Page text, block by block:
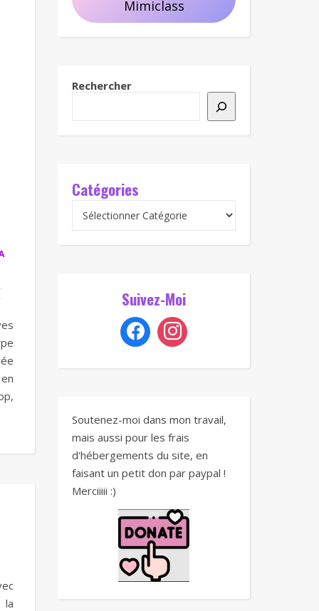
la
Mimiclass
Rechercher
Catégories
Suivez-Moi
Soutenez-moi dans mon travail,
mais aussi pour les frais
d'hébergements du site, en
faisant un petit don par paypal !
Merciiiii :)